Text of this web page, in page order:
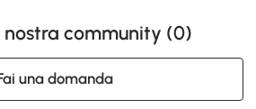
nostra community (0)
una domanda